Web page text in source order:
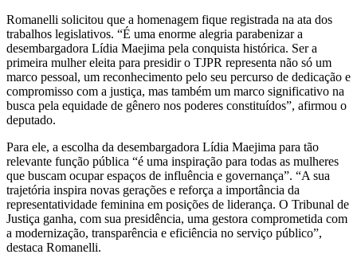
Romanelli solicitou que a homenagem fique registrada na ata dos
trabalhos legislativos. “É uma enorme alegria parabenizar a
desembargadora Lídia Maejima pela conquista histórica. Ser a
primeira mulher eleita para presidir o TJPR representa não só um
marco pessoal, um reconhecimento pelo seu percurso de dedicação e
compromisso com a justiça, mas também um marco significativo na
busca pela equidade de gênero nos poderes constituídos”, afirmou o
deputado.
Para ele, a escolha da desembargadora Lídia Maejima para tão
relevante função pública “é uma inspiração para todas as mulheres
que buscam ocupar espaços de influência e governança”. “A sua
trajetória inspira novas gerações e reforça a importância da
representatividade feminina em posições de liderança. O Tribunal de
Justiça ganha, com sua presidência, uma gestora comprometida com
a modernização, transparência e eficiência no serviço público”,
destaca Romanelli.